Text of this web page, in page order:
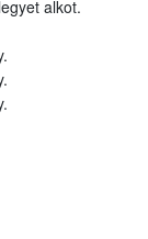
alkot.